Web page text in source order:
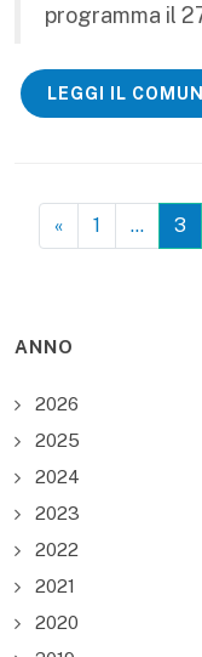
programma il
LEGGI IL
« 1 … 3
ANNO
2026
2025
2024
2023
2022
2021
2020